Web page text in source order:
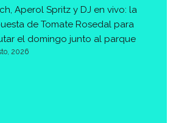
Aperol Spritz y DJ en vivo: la
de Tomate Rosedal para
el domingo junto al parque
2026